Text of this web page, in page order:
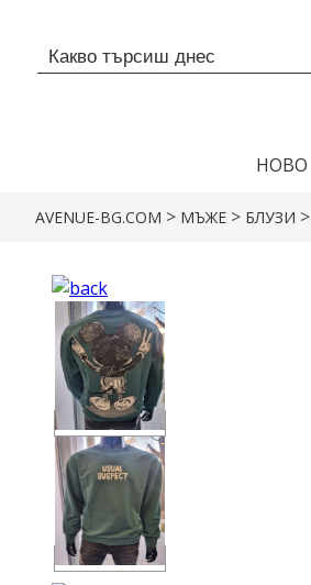
НОВО
AVENUE-BG.COM > МЪЖЕ > БЛУЗИ >